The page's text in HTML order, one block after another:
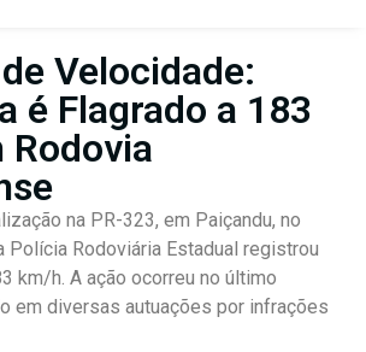
Velocidade:
é Flagrado a 183
na PR-323, em Paiçandu, no
Polícia Rodoviária Estadual registrou
km/h. A ação ocorreu no último
em diversas autuações por infrações